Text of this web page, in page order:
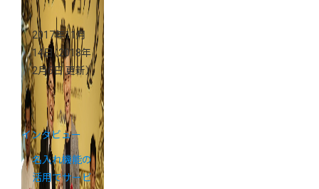
2017年11月
14日 （2018年
2月6日 更新）
インタビュー
名入れ機能の
活用でサービ